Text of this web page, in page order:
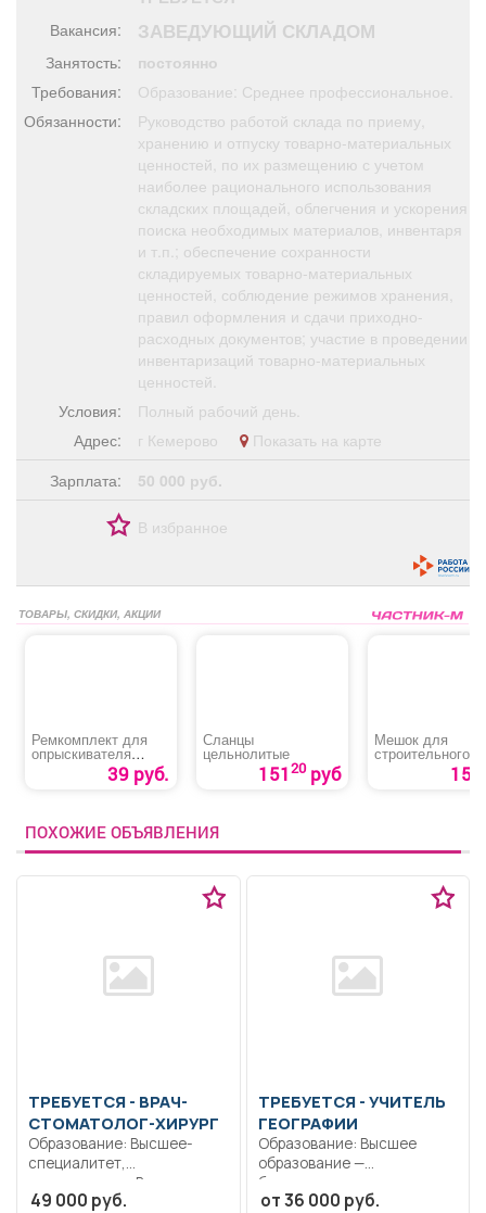
Поздравления Погода
Я - пенсионер
Вакансия: ЗАВЕДУЮЩИЙ СКЛАДОМ
Занятость:
постоянно
Требования:
Образование: Среднее профессиональное.
Обязанности:
Руководство работой склада по приему,
хранению и отпуску товарно-материальных
ценностей, по их размещению с учетом
наиболее рационального использования
складских площадей, облегчения и ускорения
поиска необходимых материалов, инвентаря
и т.п.; обеспечение сохранности
складируемых товарно-материальных
ценностей, соблюдение режимов хранения,
правил оформления и сдачи приходно-
расходных документов; участие в проведении
инвентаризаций товарно-материальных
ценностей.
Условия:
Полный рабочий день.
Адрес:
г Кемерово
Показать на карте
Зарплата:
50 000 руб.
В избранное
ТОВАРЫ, СКИДКИ, АКЦИИ
Ремкомплект для
опрыскивателя
«ОП-220 №4»39 руб.
Сланцы
цельнолитые
15120руб
Мешок для
строительного
мусора 15
ПОХОЖИЕ ОБЪЯВЛЕНИЯ
ТРЕБУЕТСЯ - ВРАЧ-
СТОМАТОЛОГ-ХИРУРГ
Образование: Высшее-
специалитет,
магистратура.. В
амбулаторно-
49 000 руб.
ТРЕБУЕТСЯ - УЧИТЕЛЬ
ГЕОГРАФИИ
Образование: Высшее
образование —
бакалавриат..
Осуществление
от 36 000 руб.